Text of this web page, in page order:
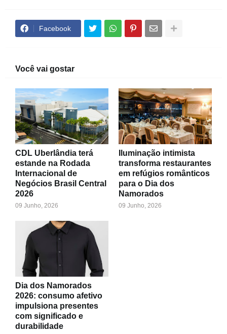
Facebook
Você vai gostar
CDL Uberlândia terá
estande na Rodada
Internacional de
Negócios Brasil Central
2026
09 Junho, 2026
Iluminação intimista
transforma restaurantes
em refúgios românticos
para o Dia dos
Namorados
09 Junho, 2026
Dia dos Namorados
2026: consumo afetivo
impulsiona presentes
com significado e
durabilidade